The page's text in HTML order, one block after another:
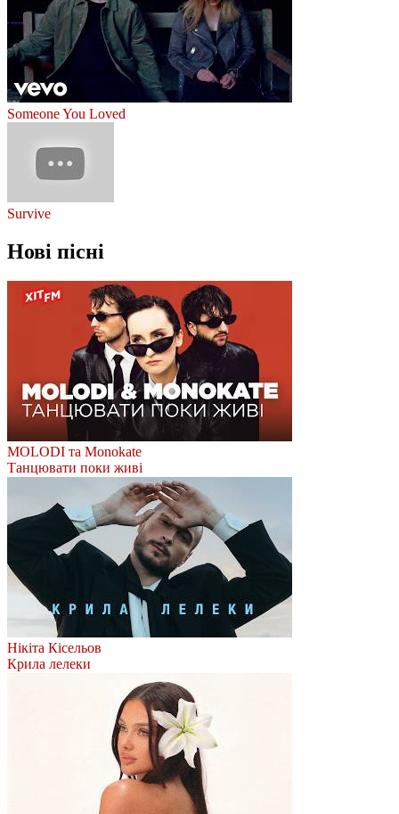
Someone You Loved
Survive
Нові пісні
MOLODI та Monokate
Танцювати поки живі
Нікіта Кісельов
Крила лелеки